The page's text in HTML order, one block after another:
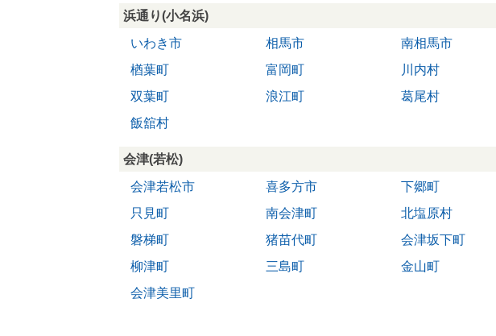
浜通り(小名浜)
いわき市
相馬市 南相馬市
楢葉町
富岡町 川内村
双葉町
浪江町 葛尾村
飯舘村
会津(若松)
会津若松市
喜多方市 下郷町
只見町
南会津町 北塩原村
磐梯町
猪苗代町 会津坂下町
柳津町
三島町 金山町
会津美里町